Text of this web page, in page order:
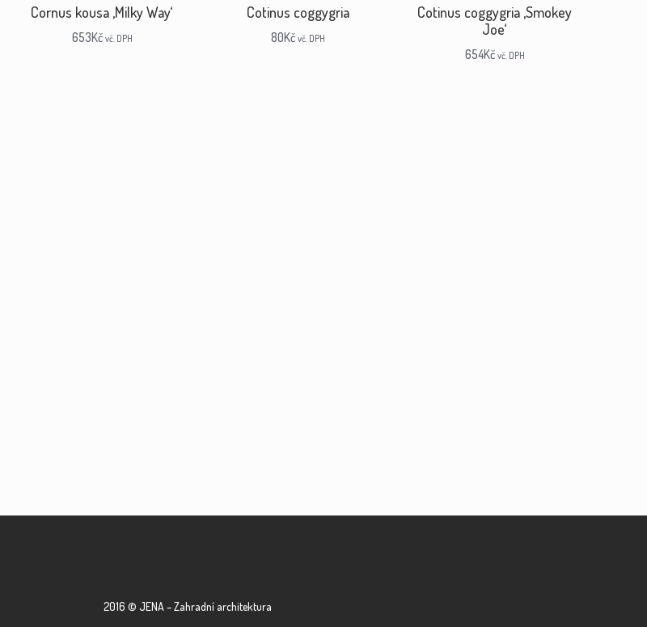
Cornus kousa ‚Milky Way‘
653Kč vč. DPH
Cotinus coggygria
80Kč vč. DPH
Cotinus coggygria ‚Smokey
Joe‘
654Kč vč. DPH
2016 © JENA – Zahradní architektura